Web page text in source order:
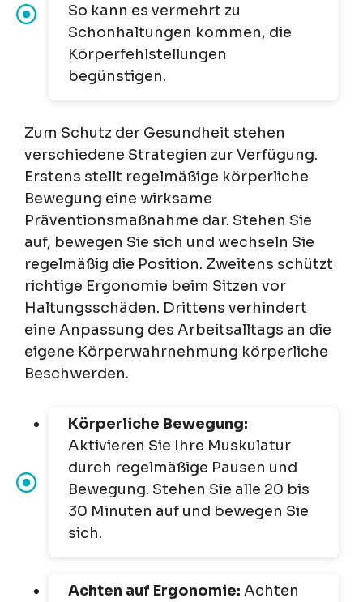
So kann es vermehrt zu
Schonhaltungen kommen, die
Körperfehlstellungen
begünstigen.
Zum Schutz der Gesundheit stehen
verschiedene Strategien zur Verfügung.
Erstens stellt regelmäßige körperliche
Bewegung eine wirksame
Präventionsmaßnahme dar. Stehen Sie
auf, bewegen Sie sich und wechseln Sie
regelmäßig die Position. Zweitens schützt
richtige Ergonomie beim Sitzen vor
Haltungsschäden. Drittens verhindert
eine Anpassung des Arbeitsalltags an die
eigene Körperwahrnehmung körperliche
Beschwerden.
Körperliche Bewegung:
Aktivieren Sie Ihre Muskulatur
durch regelmäßige Pausen und
Bewegung. Stehen Sie alle 20 bis
30 Minuten auf und bewegen Sie
sich.
Achten auf Ergonomie: Achten